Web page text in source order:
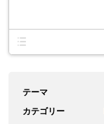
テーマ
カテゴリー